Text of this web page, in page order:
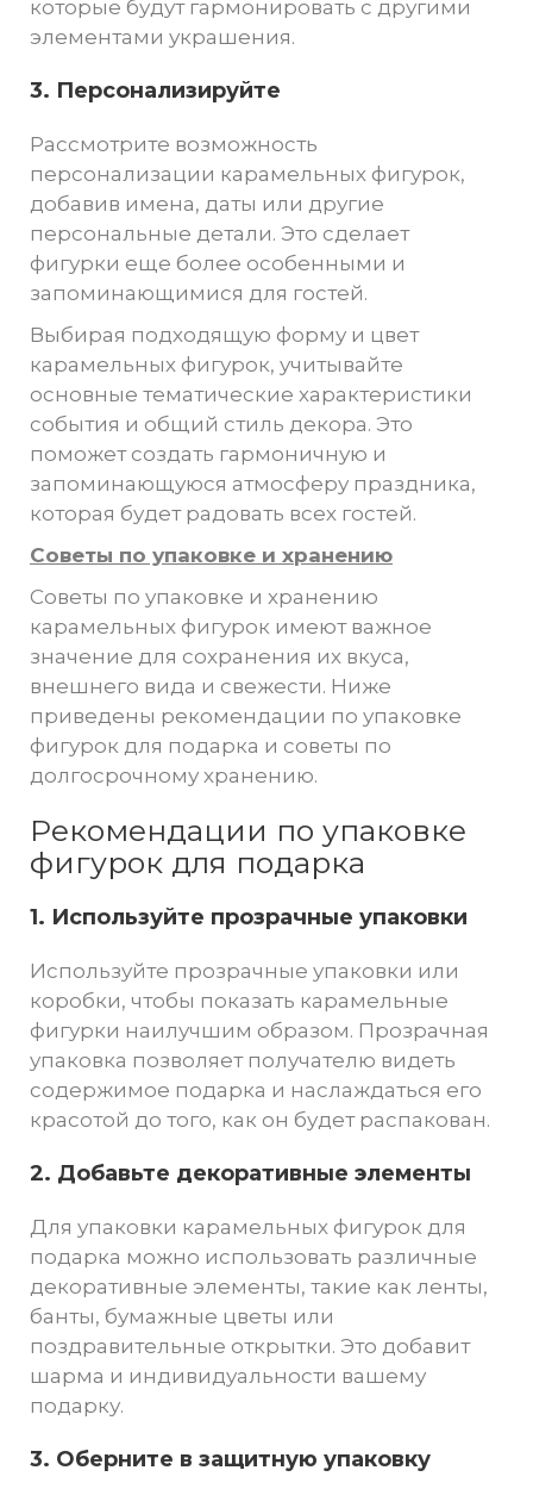
которые будут гармонировать с другими
элементами украшения.
3. Персонализируйте
Рассмотрите возможность
персонализации карамельных фигурок,
добавив имена, даты или другие
персональные детали. Это сделает
фигурки еще более особенными и
запоминающимися для гостей.
Выбирая подходящую форму и цвет
карамельных фигурок, учитывайте
основные тематические характеристики
события и общий стиль декора. Это
поможет создать гармоничную и
запоминающуюся атмосферу праздника,
которая будет радовать всех гостей.
Советы по упаковке и хранению
Советы по упаковке и хранению
карамельных фигурок имеют важное
значение для сохранения их вкуса,
внешнего вида и свежести. Ниже
приведены рекомендации по упаковке
фигурок для подарка и советы по
долгосрочному хранению.
Рекомендации по упаковке
фигурок для подарка
1. Используйте прозрачные упаковки
Используйте прозрачные упаковки или
коробки, чтобы показать карамельные
фигурки наилучшим образом. Прозрачная
упаковка позволяет получателю видеть
содержимое подарка и наслаждаться его
красотой до того, как он будет распакован.
2. Добавьте декоративные элементы
Для упаковки карамельных фигурок для
подарка можно использовать различные
декоративные элементы, такие как ленты,
банты, бумажные цветы или
поздравительные открытки. Это добавит
шарма и индивидуальности вашему
подарку.
3. Оберните в защитную упаковку